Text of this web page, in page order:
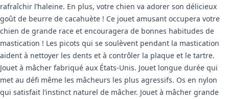
rafraîchir l’haleine. En plus, votre chien va adorer son délicieux
goût de beurre de cacahuète ! Ce jouet amusant occupera votre
chien de grande race et encouragera de bonnes habitudes de
mastication ! Les picots qui se soulèvent pendant la mastication
aident à nettoyer les dents et à contrôler la plaque et le tartre.
Jouet à mâcher fabriqué aux États-Unis. Jouet longue durée qui
met au défi même les mâcheurs les plus agressifs. Os en nylon
qui satisfait l’instinct naturel de mâcher. Jouet à mâcher grande